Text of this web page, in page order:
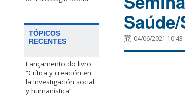
TÓPICOS
RECENTES
Lançamento do livro
“Crítica y creación en
la investigación social
y humanística”
04/06/2021 10:43